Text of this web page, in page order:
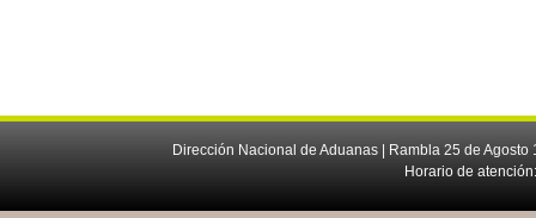
Dirección Nacional de Aduanas | Rambla 25 de
Horario de